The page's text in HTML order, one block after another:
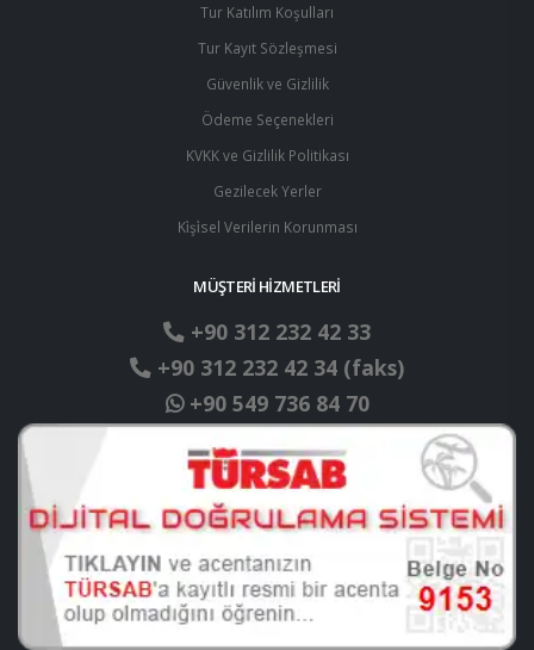
Tur Katılım Koşulları
Tur Kayıt Sözleşmesi
Güvenlik ve Gizlilik
Ödeme Seçenekleri
KVKK ve Gizlilik Politikası
Gezilecek Yerler
Ki̇şi̇sel Verilerin Korunması
MÜŞTERİ HİZMETLERİ
+90 312 232 42 33
+90 312 232 42 34 (faks)
+90 549 736 84 70